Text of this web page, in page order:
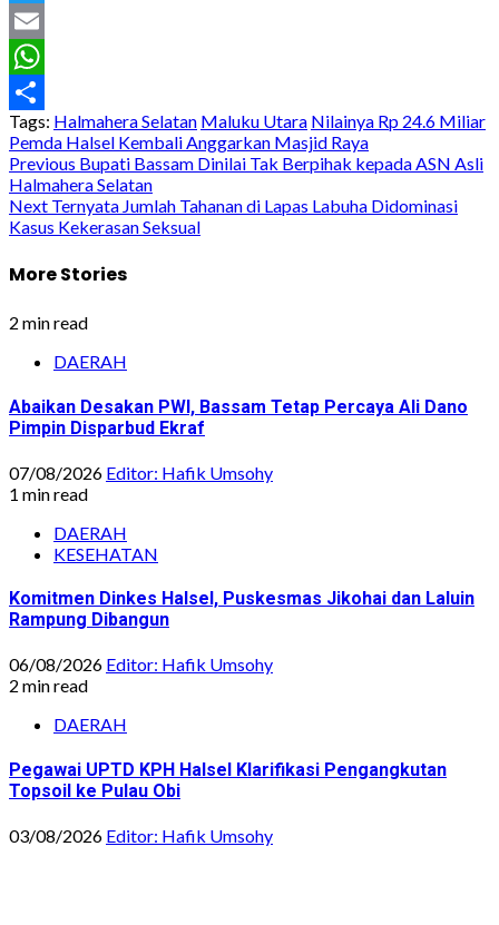
Twitter
Email
WhatsApp
Share
Tags: Halmahera Selatan Maluku Utara Nilainya Rp 24.6 Miliar
Pemda Halsel Kembali Anggarkan Masjid Raya
Post
navigation
Previous Bupati Bassam Dinilai Tak Berpihak kepada ASN Asli
Halmahera Selatan
Next Ternyata Jumlah Tahanan di Lapas Labuha Didominasi
Kasus Kekerasan Seksual
More Stories
2 min read
DAERAH
Abaikan Desakan PWI, Bassam Tetap Percaya Ali Dano
Pimpin Disparbud Ekraf
07/08/2026 Editor: Hafik Umsohy
1 min read
DAERAH
KESEHATAN
Komitmen Dinkes Halsel, Puskesmas Jikohai dan Laluin
Rampung Dibangun
06/08/2026 Editor: Hafik Umsohy
2 min read
DAERAH
Pegawai UPTD KPH Halsel Klarifikasi Pengangkutan
Topsoil ke Pulau Obi
03/08/2026 Editor: Hafik Umsohy